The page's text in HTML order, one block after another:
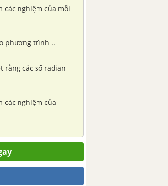
các nghiệm của mỗi
phương trình ...
rằng các số rađian
các nghiệm của